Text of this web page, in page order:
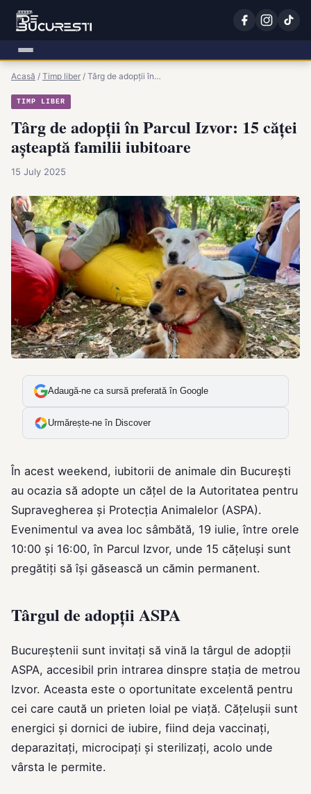
Acasă / Timp liber / Târg de adopții în…
TIMP LIBER
Târg de adopții în Parcul Izvor: 15 căței
așteaptă familii iubitoare
15 July 2025
Adaugă-ne ca sursă preferată în Google
Urmărește-ne în Discover
În acest weekend, iubitorii de animale din București
au ocazia să adopte un cățel de la Autoritatea pentru
Supravegherea și Protecția Animalelor (ASPA).
Evenimentul va avea loc sâmbătă, 19 iulie, între orele
10:00 și 16:00, în Parcul Izvor, unde 15 cățeluși sunt
pregătiți să își găsească un cămin permanent.
Târgul de adopții ASPA
Bucureștenii sunt invitați să vină la târgul de adopții
ASPA, accesibil prin intrarea dinspre stația de metrou
Izvor. Aceasta este o oportunitate excelentă pentru
cei care caută un prieten loial pe viață. Cățelușii sunt
energici și dornici de iubire, fiind deja vaccinați,
deparazitați, microcipați și sterilizați, acolo unde
vârsta le permite.